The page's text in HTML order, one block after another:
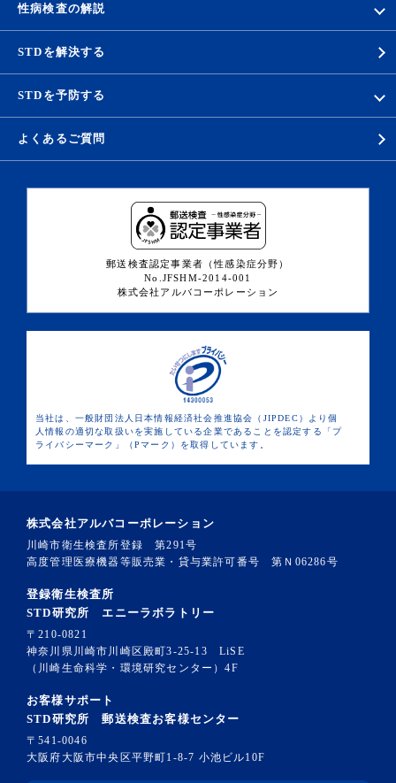
性病検査の解説
STDを解決する
STDを予防する
よくあるご質問
郵送検査認定事業者（性感染症分野）
No.JFSHM-2014-001
株式会社アルバコーポレーション
当社は、一般財団法人日本情報経済社会推進協会（JIPDEC）より個
人情報の適切な取扱いを実施している企業であることを認定する「プ
ライバシーマーク」（Pマーク）を取得しています。
株式会社アルバコーポレーション
川崎市衛生検査所登録 第291号
高度管理医療機器等販売業・貸与業許可番号 第Ｎ06286号
登録衛生検査所
STD研究所 エニーラボラトリー
〒210-0821
神奈川県川崎市川崎区殿町3-25-13 LiSE
（川崎生命科学・環境研究センター）4F
お客様サポート
STD研究所 郵送検査お客様センター
〒541-0046
大阪府大阪市中央区平野町1-8-7 小池ビル10F